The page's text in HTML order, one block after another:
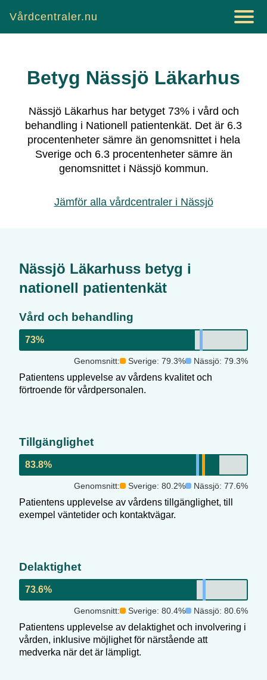
Vårdcentraler.nu
Betyg Nässjö Läkarhus
Nässjö Läkarhushar betyget 73% i vård och
behandling i Nationell patientenkät. Det är 6.3
procentenheter sämre än genomsnittet i hela
Sverige och 6.3procentenheter sämre än
genomsnittet i Nässjökommun.
Jämför alla vårdcentraler i Nässjö
Nässjö Läkarhuss betyg i
nationell patientenkät
Vård och behandling
73%
Genomsnitt: Sverige: 79.3% Nässjö: 79.3%
Patientens upplevelse av vårdens kvalitet och
förtroende för vårdpersonalen.
Tillgänglighet
83.8%
Genomsnitt: Sverige: 80.2% Nässjö: 77.6%
Patientens upplevelse av vårdens tillgänglighet, till
exempel väntetider och kontaktvägar.
Delaktighet
73.6%
Genomsnitt: Sverige: 80.4% Nässjö: 80.6%
Patientens upplevelse av delaktighet och involvering i
vården, inklusive möjlighet för närstående att
medverka när det är lämpligt.